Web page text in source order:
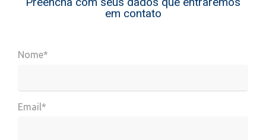
em contato
Nome*
Email*